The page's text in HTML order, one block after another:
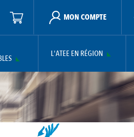
MON COMPTE
L'ATEE EN RÉGION